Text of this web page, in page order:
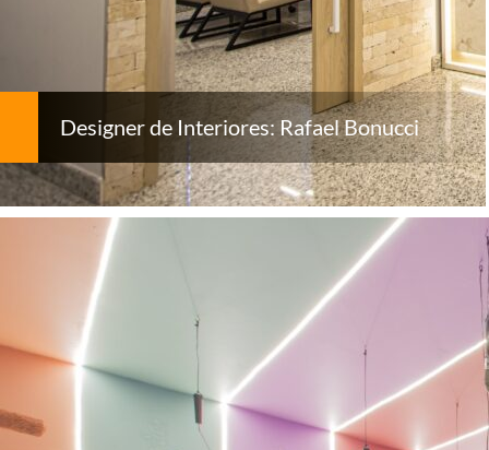
Designer de Interiores: Rafael Bonucci